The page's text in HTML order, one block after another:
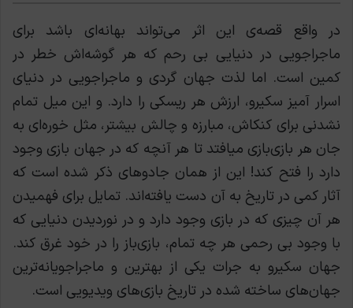
در واقع قصه‌ی این اثر می‌تواند بهانه‌ای باشد برای
ماجراجویی در دنیایی بی رحم که هر گوشه‌اش خطر در
کمین است. اما لذت جهان گردی و ماجراجویی در دنیای
اسرار آمیز سکیرو، ارزش هر ریسکی را دارد. و این میل تمام
نشدنی برای کنکاش، مبارزه و چالش بیشتر، مثل خوره‌ای به
جان هر بازی‌بازی میافتد تا هر آنچه که در جهان بازی وجود
دارد را فتح کند! این از همان جادوهای ذکر شده است که
آثار کمی در تاریخ به آن دست یافته‌اند. تمایل برای فهمیدن
هر آن چیزی که در بازی وجود دارد و در نوردیدن دنیایی که
با وجود بی رحمی هر چه تمام، بازی‌باز را در خود غرق کند.
جهان سکیرو به جرات یکی از بهترین و ماجراجویانه‌ترین
جهان‌های ساخته شده در تاریخ بازی‌های ویدیویی است.